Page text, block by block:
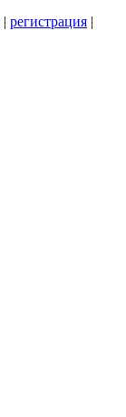
| регистрация |